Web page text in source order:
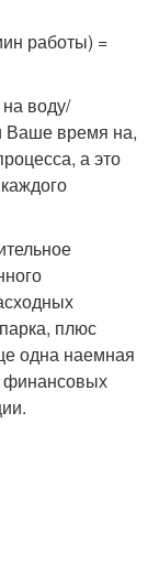
работы) =
воду/
Ваше время на,
а это
плюс
одна наемная
финансовых